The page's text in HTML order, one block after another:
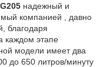
надежный и
компанией , давно
благодаря
каждом этапе
модели имеет два
до 650 литров/минуту